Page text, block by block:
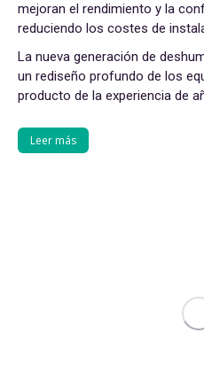
mejoran el rendimiento y la
reduciendo los costes de
La nueva generación de
un rediseño profundo de los
producto de la experiencia de
Leer más